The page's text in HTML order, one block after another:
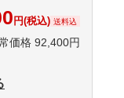
円(税込) 送料込
価格 92,400円